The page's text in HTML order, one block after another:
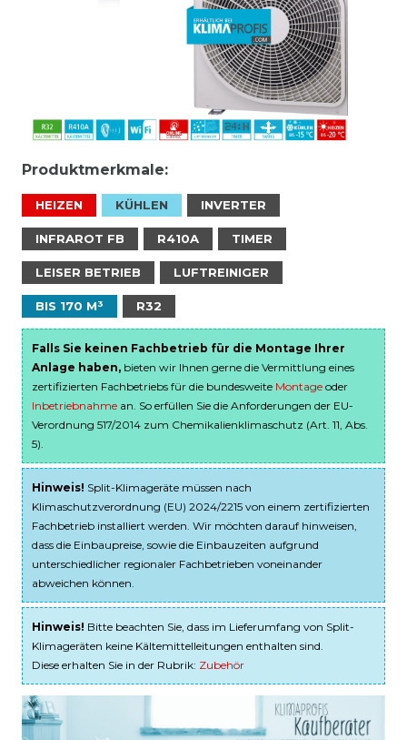
Produktmerkmale:
HEIZEN KÜHLEN INVERTER
INFRAROT FB R410A TIMER
LEISER BETRIEB LUFTREINIGER
BIS 170 M³ R32
Falls Sie keinen Fachbetrieb für die Montage Ihrer
Anlage haben, bieten wir Ihnen gerne die Vermittlung eines
zertifizierten Fachbetriebs für die bundesweite Montage oder
Inbetriebnahme an. So erfüllen Sie die Anforderungen der EU-
Verordnung 517/2014 zum Chemikalienklimaschutz (Art. 11, Abs.
5).
Hinweis! Split-Klimageräte müssen nach
Klimaschutzverordnung (EU) 2024/2215 von einem zertifizierten
Fachbetrieb installiert werden. Wir möchten darauf hinweisen,
dass die Einbaupreise, sowie die Einbauzeiten aufgrund
unterschiedlicher regionaler Fachbetrieben voneinander
abweichen können.
Hinweis! Bitte beachten Sie, dass im Lieferumfang von Split-
Klimageräten keine Kältemittelleitungen enthalten sind.
Diese erhalten Sie in der Rubrik: Zubehör